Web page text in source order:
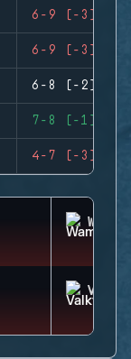
6-9 (-3)
6-9 (-3)
6-8 (-2)
7-8 (-1)
4-7 (-3)
WAMAI